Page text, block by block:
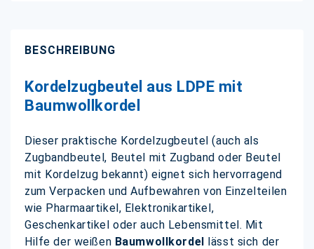
BESCHREIBUNG
Kordelzugbeutel aus LDPE mit
Baumwollkordel
Dieser praktische Kordelzugbeutel (auch als
Zugbandbeutel, Beutel mit Zugband oder Beutel
mit Kordelzug bekannt) eignet sich hervorragend
zum Verpacken und Aufbewahren von Einzelteilen
wie Pharmaartikel, Elektronikartikel,
Geschenkartikel oder auch Lebensmittel. Mit
Hilfe der weißen Baumwollkordel lässt sich der